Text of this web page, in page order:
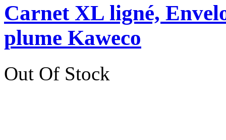
Carnet XL ligné,
plume Kaweco
Out Of Stock